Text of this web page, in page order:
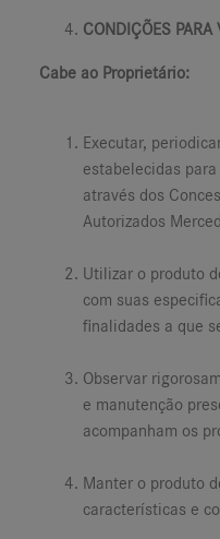
CONDIÇÕES PARA
Cabe ao Proprietário:
Executar,
estabelecidas
através dos
Autorizados
Utilizar o produto
com suas
finalidades a que
Observar
e manutenção
acompanham os
Manter o produto
características e